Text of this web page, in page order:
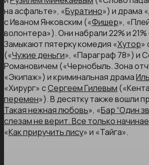
на асфальте», «Буратино») и драма «
с Иваном Янковским («Фишер»,
волонтера»). Они набрали 22% и
Замыкают пятерку комедия «Хутор»
(«Чужие деньги», «Параграф 78») и
Романовичем («Чернобыль. Зона
«Экипаж») и криминальная драма
«Хирург» сСергеем Гилевым
перемен»). В десятку также вошли
Такая нежная любовь», «Бар “Один
слезам не верит. Все только
«Как приручить лису» и «Тайга».